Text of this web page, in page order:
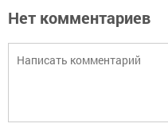
Нет комментариев